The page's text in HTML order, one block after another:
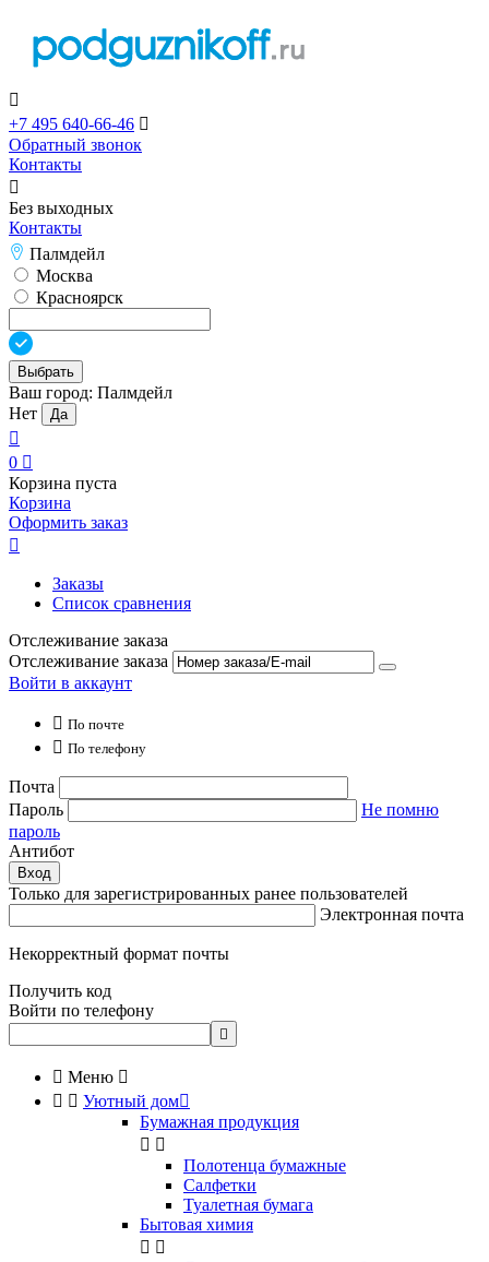

+7 495 640-66-46 
Обратный звонок
Контакты

Без выходных
Контакты
Палмдейл
Москва
Красноярск
Выбрать
Ваш город: Палмдейл
Нет
Да

0 
Корзина пуста
Корзина
Оформить заказ

Заказы
Список сравнения
Отслеживание заказа
Отслеживание заказа
Войти в аккаунт
 По почте
 По телефону
Почта
Пароль
Не помню
пароль
Антибот
Вход
Только для зарегистрированных ранее пользователей
Электронная почта
Некорректный формат почты
Получить код
Войти по телефону

 Меню 
  Уютный дом
Бумажная продукция
 
Полотенца бумажные
Салфетки
Туалетная бумага
Бытовая химия
 